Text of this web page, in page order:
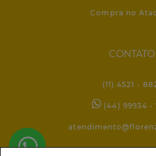
Compra no
CONTATO
(11) 4521 -
(44) 99934 -